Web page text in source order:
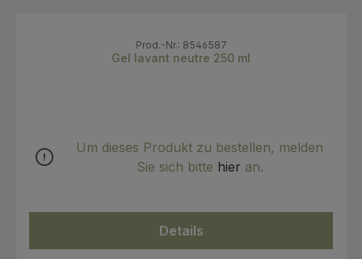
Prod.-Nr.: 8546587
Gel lavant neutre 250 ml
Um dieses Produkt zu bestellen, melden
Sie sich bitte hier an.
Details